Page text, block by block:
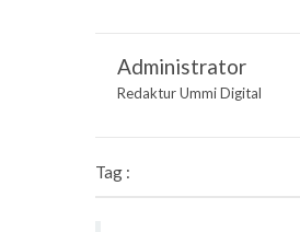
Administrator
Redaktur Ummi Digital
Tag :